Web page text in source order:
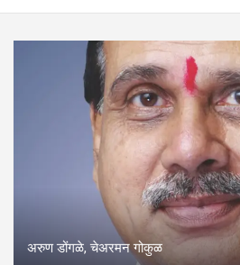
अरुण डोंगळे, चेअरमन गोकुळ